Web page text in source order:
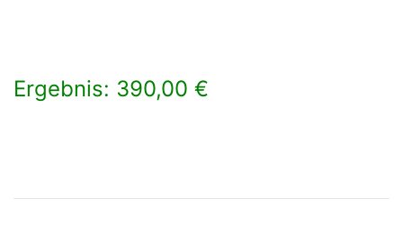
Ergebnis: 390,00 €